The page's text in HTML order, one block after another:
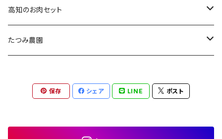
マスクメロン
上級品
高知のお肉セット
土佐あかうし
土佐はちきん地鶏
たつみ農園
シルクスイート
保存 シェア LINE ポスト